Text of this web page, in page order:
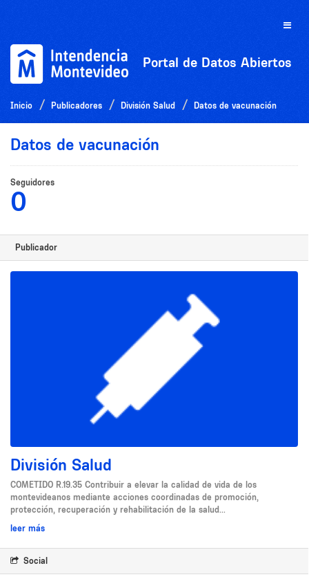
Toggle
Portal de Datos Abiertos
Inicio Publicadores División Salud Datos de vacunación
Datos de vacunación
Seguidores
0
Publicador
División Salud
COMETIDO R.19.35 Contribuir a elevar la calidad de vida de los
montevideanos mediante acciones coordinadas de promoción,
protección, recuperación y rehabilitación de la salud...
leer más
Social